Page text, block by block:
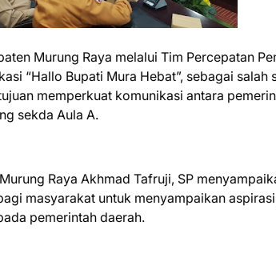
Murung Raya melalui Tim Percepatan
“Hallo Bupati Mura Hebat”, sebagai salah
memperkuat komunikasi antara
sekda Aula A.
Raya Akhmad Tafruji, SP
masyarakat untuk menyampaikan
pemerintah daerah.